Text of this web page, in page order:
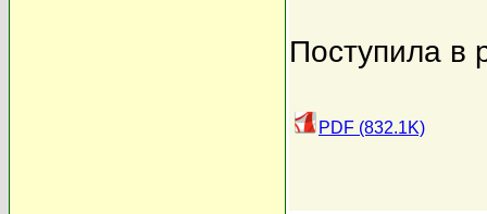
Поступила в
PDF (832.1K)